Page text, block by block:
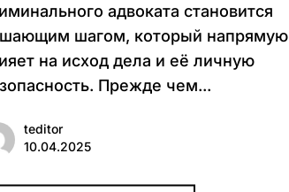
адвоката становится
шагом, который напрямую
на исход дела и её личную
Прежде чем...
teditor
10.04.2025